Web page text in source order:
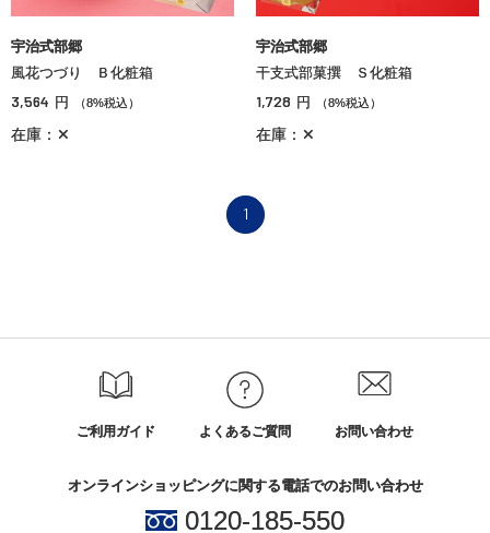
宇治式部郷
風花つづり Ｂ化粧箱
3,564 円 （8%税込）
在庫：✕
宇治式部郷
干支式部菓撰 Ｓ化粧箱
1,728 円 （8%税込）
在庫：✕
1
ご利用ガイド よくあるご質問 お問い合わせ
オンラインショッピングに関する電話でのお問い合わせ
0120-185-550